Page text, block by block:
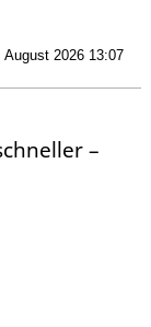
2026 13:07
–